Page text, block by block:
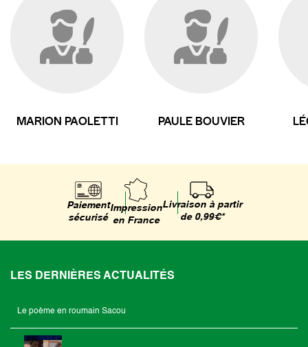
MARION PAOLETTI PAULE BOUVIER
Paiement
sécurisé
Impression
en France
Livraison à partir
de 0,99€*
LES DERNIÈRES ACTUALITÉS
Le poème en roumain Sacou